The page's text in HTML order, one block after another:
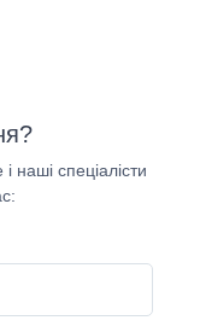
наші спеціалісти